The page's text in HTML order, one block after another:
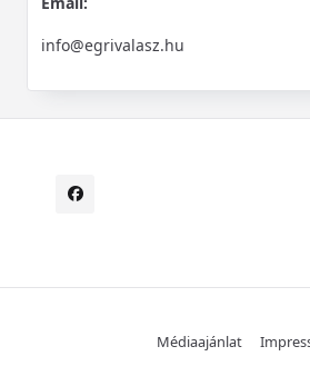
info@egrivalasz.hu
Médiaajánlat